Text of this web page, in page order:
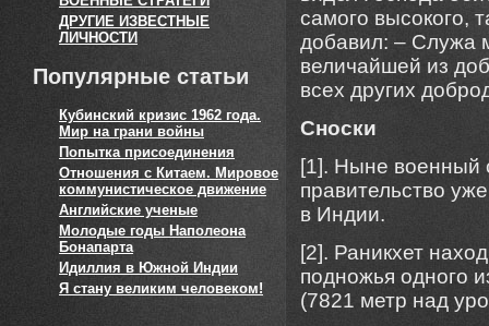
ДРУГИЕ ИЗВЕСТНЫЕ
ЛИЧНОСТИ
Популярные статьи
Кубинский кризис 1962 года.
Мир на грани войны
Попытка присоединения
Отношения с Китаем. Мировое
коммунистическое движение
Английские ученые
Молодые годы Наполеона
Бонапарта
Идиллия в Южной Индии
Я стану великим человеком!
самого высокого,
добавил: – Служа
величайшей из
всех других
Сноски
[1]. Ныне военный
правительство
в Индии.
[2]. Раникхет
подножья одного
(7821 метр над